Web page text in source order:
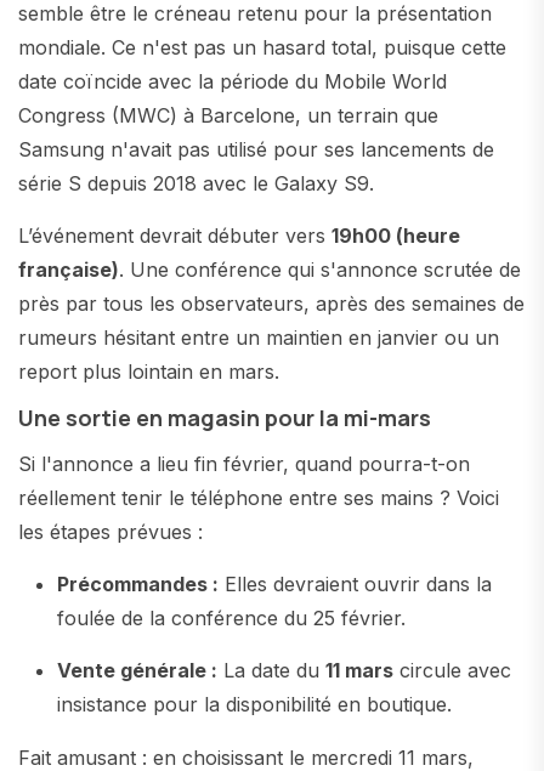
semble être le créneau retenu pour la présentation
mondiale. Ce n'est pas un hasard total, puisque cette
date coïncide avec la période du Mobile World
Congress (MWC) à Barcelone, un terrain que
Samsung n'avait pas utilisé pour ses lancements de
série S depuis 2018 avec le Galaxy S9.
L’événement devrait débuter vers 19h00 (heure
française). Une conférence qui s'annonce scrutée de
près par tous les observateurs, après des semaines de
rumeurs hésitant entre un maintien en janvier ou un
report plus lointain en mars.
Une sortie en magasin pour la mi-mars
Si l'annonce a lieu fin février, quand pourra-t-on
réellement tenir le téléphone entre ses mains ? Voici
les étapes prévues :
Précommandes : Elles devraient ouvrir dans la
foulée de la conférence du 25 février.
Vente générale : La date du 11 mars circule avec
insistance pour la disponibilité en boutique.
Fait amusant : en choisissant le mercredi 11 mars,